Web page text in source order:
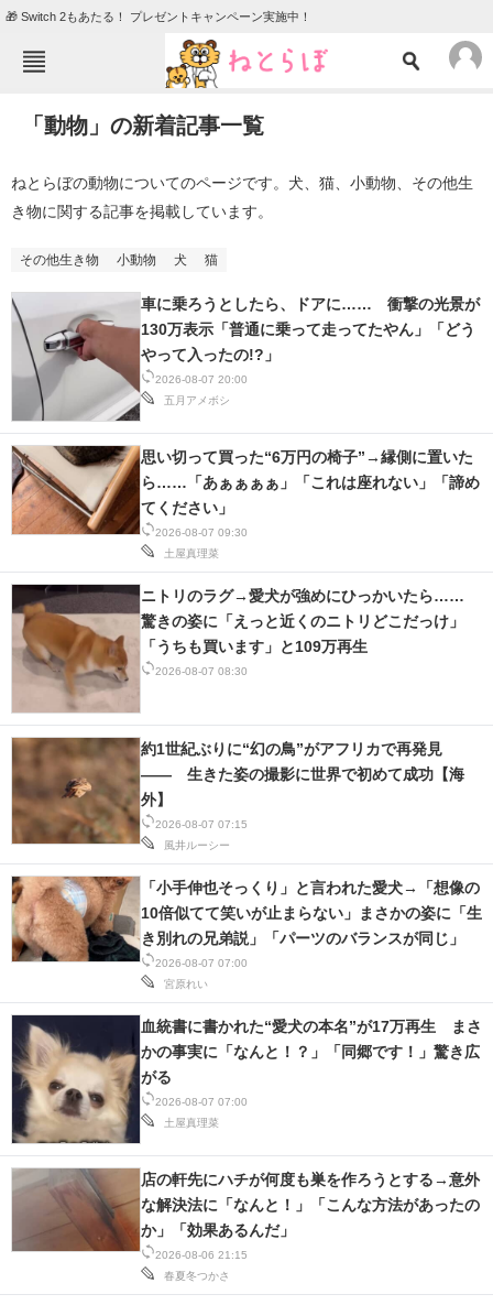
🎁 Switch 2もあたる！ プレゼントキャンペーン実施中！
TOP ニュース
グルメ 地域
住まい
動物 リサーチ
会員記事
メディア
注目記事を集めた総合ページ
ITの今と未来を見通す
スマホと通信の最新トレンド
好きが集まる 比べて選べる
ビジネスと働き方のヒント
AI活用のいまが分かる
企業ITのトレンドを詳説
経営リーダーのコミュニティ
マーケ×ITの今がよく分かる
ITエンジニア向け専門サイト
企業向けIT製品の総合サイト
IT製品の技術・比較・事例
製造業のIT導入・活用を支援
モノづくり技術者専門サイト
エレクトロニクス専門サイト
電子設計の基本と応用
エネルギーの専門メディア
「動物」の新着記事一覧
ねとらぼの動物についてのページです。犬、猫、小動物、その他生
き物に関する記事を掲載しています。
その他生き物 小動物 犬 猫
2026-08-07 20:00
五月アメボシ
車に乗ろうとしたら、ドアに…… 衝撃の光景が
130万表示「普通に乗って走ってたやん」「どう
やって入ったの!?」
2026-08-07 09:30
土屋真理菜
思い切って買った“6万円の椅子”→縁側に置いた
ら……「あぁぁぁぁ」「これは座れない」「諦め
てください」
2026-08-07 08:30
ニトリのラグ→愛犬が強めにひっかいたら……
驚きの姿に「えっと近くのニトリどこだっけ」
「うちも買います」と109万再生
2026-08-07 07:15
風井ルーシー
約1世紀ぶりに“幻の鳥”がアフリカで再発見
―― 生きた姿の撮影に世界で初めて成功【海
外】
2026-08-07 07:00
宮原れい
「小手伸也そっくり」と言われた愛犬→「想像の
10倍似てて笑いが止まらない」まさかの姿に「生
き別れの兄弟説」「パーツのバランスが同じ」
2026-08-07 07:00
土屋真理菜
血統書に書かれた“愛犬の本名”が17万再生 まさ
かの事実に「なんと！？」「同郷です！」驚き広
がる
2026-08-06 21:15
春夏冬つかさ
店の軒先にハチが何度も巣を作ろうとする→意外
な解決法に「なんと！」「こんな方法があったの
か」「効果あるんだ」